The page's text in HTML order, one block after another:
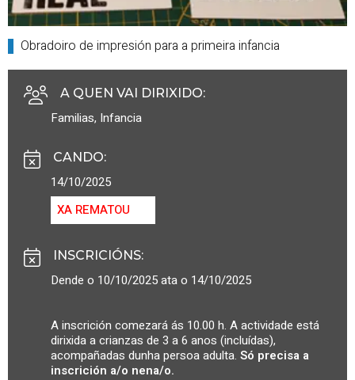
Obradoiro de impresión para a primeira infancia
A QUEN VAI DIRIXIDO:
Familias, Infancia
CANDO:
14/10/2025
XA REMATOU
INSCRICIÓNS:
Dende o 10/10/2025 ata o 14/10/2025
A inscrición comezará ás 10.00 h. A actividade está
dirixida a crianzas de 3 a 6 anos (incluídas),
acompañadas dunha persoa adulta. Só precisa a
inscrición a/o nena/o.